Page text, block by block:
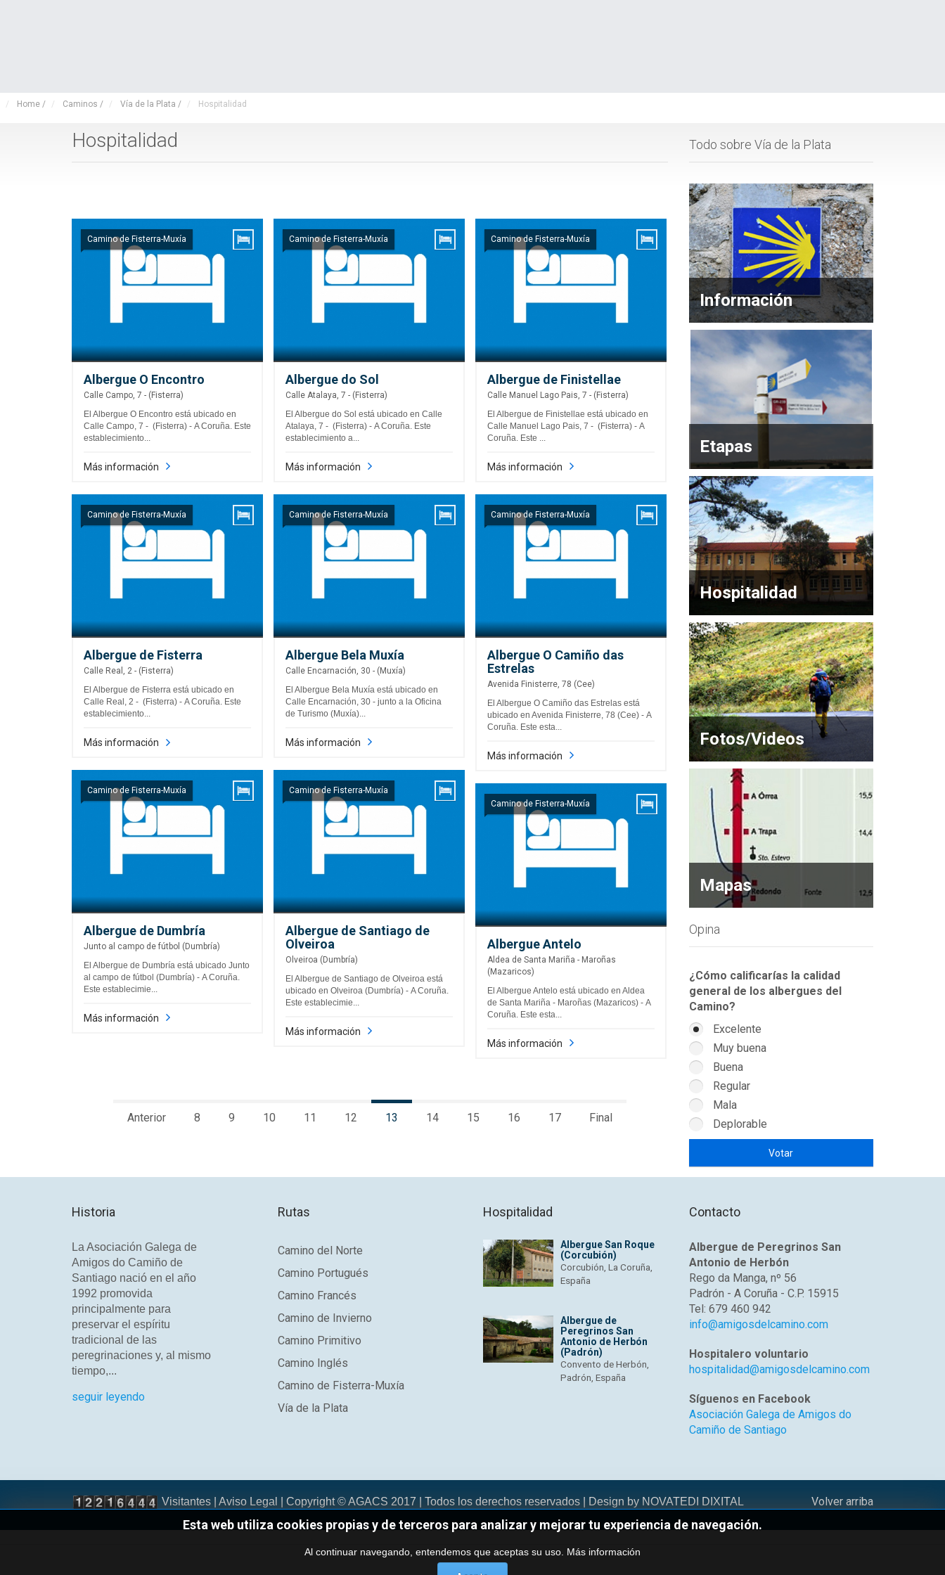
Home / Caminos / Vía de la Plata / Hospitalidad
Hospitalidad
Camino de Fisterra-Muxía
Albergue O Encontro
Calle Campo, 7 - (Fisterra)
El Albergue O Encontro está ubicado en
Calle Campo, 7 - (Fisterra) - A Coruña. Este
establecimiento...
Más información
Camino de Fisterra-Muxía
Albergue do Sol
Calle Atalaya, 7 - (Fisterra)
El Albergue do Sol está ubicado en Calle
Atalaya, 7 - (Fisterra) - A Coruña. Este
establecimiento a...
Más información
Camino de Fisterra-Muxía
Albergue de Finistellae
Calle Manuel Lago Pais, 7 - (Fisterra)
El Albergue de Finistellae está ubicado en
Calle Manuel Lago Pais, 7 - (Fisterra) - A
Coruña. Este ...
Más información
Camino de Fisterra-Muxía
Albergue de Fisterra
Calle Real, 2 - (Fisterra)
El Albergue de Fisterra está ubicado en
Calle Real, 2 - (Fisterra) - A Coruña. Este
establecimiento...
Más información
Camino de Fisterra-Muxía
Albergue Bela Muxía
Calle Encarnación, 30 - (Muxía)
El Albergue Bela Muxía está ubicado en
Calle Encarnación, 30 - junto a la Oficina
de Turismo (Muxía)...
Más información
Camino de Fisterra-Muxía
Albergue O Camiño das
Estrelas
Avenida Finisterre, 78 (Cee)
El Albergue O Camiño das Estrelas está
ubicado en Avenida Finisterre, 78 (Cee) - A
Coruña. Este esta...
Más información
Camino de Fisterra-Muxía
Albergue de Dumbría
Junto al campo de fútbol (Dumbría)
El Albergue de Dumbría está ubicado Junto
al campo de fútbol (Dumbría) - A Coruña.
Este establecimie...
Más información
Camino de Fisterra-Muxía
Albergue de Santiago de
Olveiroa
Olveiroa (Dumbría)
El Albergue de Santiago de Olveiroa está
ubicado en Olveiroa (Dumbría) - A Coruña.
Este establecimie...
Más información
Camino de Fisterra-Muxía
Albergue Antelo
Aldea de Santa Mariña - Maroñas
(Mazaricos)
El Albergue Antelo está ubicado en Aldea
de Santa Mariña - Maroñas (Mazaricos) - A
Coruña. Este esta...
Más información
Anterior 8 9 10 11 12 13 14 15 16 17 Final
Todo sobre Vía de la Plata
Información
Etapas
Hospitalidad
Fotos/Videos
Mapas
Opina
¿Cómo calificarías la calidad
general de los albergues del
Camino?
Excelente
Muy buena
Buena
Regular
Mala
Deplorable
Historia
La Asociación Galega de
Amigos do Camiño de
Santiago nació en el año
1992 promovida
principalmente para
preservar el espíritu
tradicional de las
peregrinaciones y, al mismo
tiempo,...
seguir leyendo
Rutas
Camino del Norte
Camino Portugués
Camino Francés
Camino de Invierno
Camino Primitivo
Camino Inglés
Camino de Fisterra-Muxía
Vía de la Plata
Hospitalidad
Albergue San Roque
(Corcubión)
Corcubión, La Coruña,
España
Albergue de
Peregrinos San
Antonio de Herbón
(Padrón)
Convento de Herbón,
Padrón, España
Contacto
Albergue de Peregrinos San
Antonio de Herbón
Rego da Manga, nº 56
Padrón - A Coruña - C.P. 15915
Tel: 679 460 942
info@amigosdelcamino.com
Hospitalero voluntario
hospitalidad@amigosdelcamino.com
Síguenos en Facebook
Asociación Galega de Amigos do
Camiño de Santiago
Volver arriba
Visitantes | Aviso Legal | Copyright © AGACS 2017 | Todos los derechos reservados | Design by NOVATEDI DIXITAL
Esta web utiliza cookies propias y de terceros para analizar y mejorar tu experiencia de navegación.
Al continuar navegando, entendemos que aceptas su uso. Más información